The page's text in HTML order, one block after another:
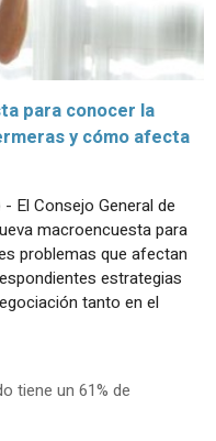
para conocer la
y cómo afecta
- El Consejo General de
macroencuesta para
problemas que afectan
estrategias
tanto en el
tiene un 61% de